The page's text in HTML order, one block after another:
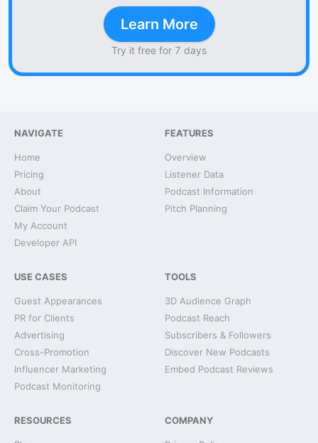
Learn More
Try it free for 7 days
NAVIGATE
Home
Pricing
About
Claim Your Podcast
My Account
Developer API
FEATURES
Overview
Listener Data
Podcast Information
Pitch Planning
USE CASES
Guest Appearances
PR for Clients
Advertising
Cross-Promotion
Influencer Marketing
Podcast Monitoring
TOOLS
3D Audience Graph
Podcast Reach
Subscribers & Followers
Discover New Podcasts
Embed Podcast Reviews
RESOURCES COMPANY